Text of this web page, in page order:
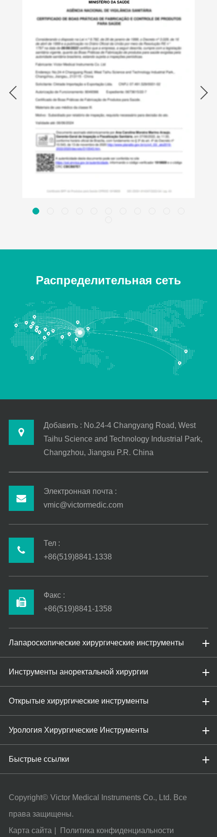
Распределительная сеть
Добавить : No.24-4 Changyang Road, West
Taihu Science and Technology Industrial Park,
Changzhou, Jiangsu P.R. China
Электронная почта :
vmic@victormedic.com
Тел :
+86(519)8841-1338
Факс :
+86(519)8841-1358
Лапароскопические хирургические инструменты
Инструменты аноректальной хирургии
Открытые хирургические инструменты
Урология Хирургические Инструменты
Быстрые ссылки
Copyright© Victor Medical Instruments Co., Ltd. Все
права защищены.
Карта сайта
Политика конфиденциальности